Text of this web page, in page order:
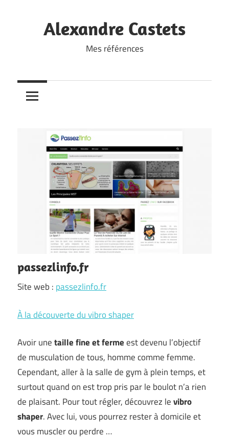
contentAlexandre Castets
Mes références
passezlinfo.fr
Site web : passezlinfo.fr
À la découverte du vibro shaper
Avoir unetaille fine et fermeest devenu l’objectif
de musculation de tous, homme comme femme.
Cependant, aller à la salle de gym à plein temps, et
surtout quand on est trop pris par le boulot n’a rien
de plaisant. Pour tout régler, découvrez levibro
shaper. Avec lui, vous pourrez rester à domicile et
vous muscler ou perdre …